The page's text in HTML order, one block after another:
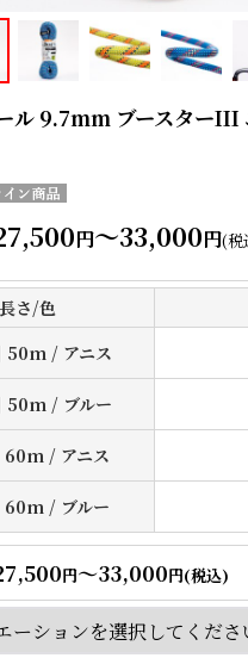
ル 9.7mm ブースターIII
円～33,000円(税
長さ/色
50m / アニス
50m / ブルー
60m / アニス
60m / ブルー
円～33,000円(税込)